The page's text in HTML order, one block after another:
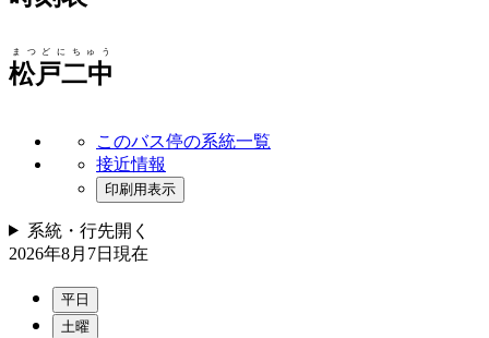
松戸二中
まつどにちゅう
このバス停の系統一覧
接近情報
印刷用表示
系統・行先開く
2026年8月7日 現在
平日
土曜